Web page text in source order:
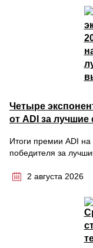
Четыре
от ADI за
Итоги премии ADI
победителя за
2 августа 2026